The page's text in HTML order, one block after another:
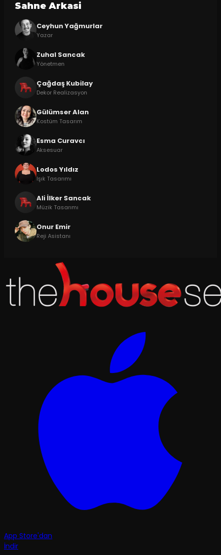
Sahne Arkasi
Ceyhun Yağmurlar
Yazar
Zuhal Sancak
Yönetmen
Çağdaş Kubilay
Dekor Realizasyon
Gülümser Alan
Kostüm Tasarım
Esma Curavcı
Aksesuar
Lodos Yıldız
Işık Tasarımı
Ali İlker Sancak
Müzik Tasarımı
Onur Emir
Reji Asistanı
App Store'dan
İndir